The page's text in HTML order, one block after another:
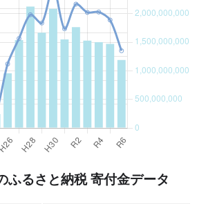
ふるさと納税 寄付金データ